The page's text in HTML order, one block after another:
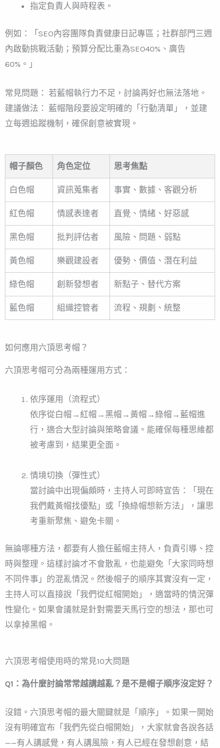
指定負責人與時程表。
例如：「SEO內容團隊負責健康日記專區；社群部門三週
內啟動挑戰活動；預算分配比重為SEO40%、廣告
60%。」
常見問題： 若藍帽執行力不足，討論再好也無法落地。
建議做法： 藍帽階段要設定明確的「行動清單」，並建
立每週追蹤機制，確保創意被實現。
帽子顏色 角色定位 思考焦點
白色帽 資訊蒐集者 事實、數據、客觀分析
紅色帽 情感表達者 直覺、情緒、好惡感
黑色帽 批判評估者 風險、問題、弱點
黃色帽 樂觀建設者 優勢、價值、潛在利益
綠色帽 創新發想者 新點子、替代方案
藍色帽 組織控管者 流程、規劃、統整
如何應用六頂思考帽？
六頂思考帽可分為兩種運用方式：
依序運用（流程式）
依序從白帽→紅帽→黑帽→黃帽→綠帽→藍帽進
行，適合大型討論與策略會議。能確保每種思維都
被考慮到，結果更全面。
情境切換（彈性式）
當討論中出現偏頗時，主持人可即時宣告：「現在
我們戴黃帽找優點」或「換綠帽想新方法」，讓思
考重新聚焦、避免卡關。
無論哪種方法，都要有人擔任藍帽主持人，負責引導、控
時與整理。這樣討論才不會散亂，也能避免「大家同時想
不同件事」的混亂情況。然後帽子的順序其實沒有一定，
主持人可以直接說「我們從紅帽開始」，適當時的情況彈
性變化。如果會議就是針對需要天馬行空的想法，那也可
以拿掉黑帽。
六頂思考帽使用時的常見10大問題
Q1：為什麼討論常常越講越亂？是不是帽子順序沒定好？
沒錯。六頂思考帽的最大關鍵就是「順序」。如果一開始
沒有明確宣布「我們先從白帽開始」，大家就會各說各話
——有人講感覺，有人講風險，有人已經在發想創意，結